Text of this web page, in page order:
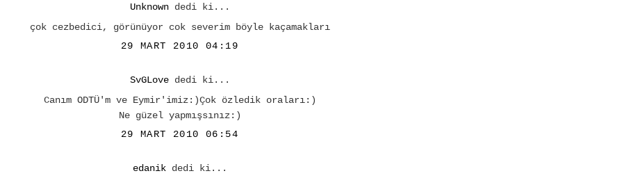
Unknowndedi ki...
çok cezbedici, görünüyor cok severim böyle kaçamakları
29 MART 2010 04:19
SvGLovededi ki...
Canım ODTÜ'm ve Eymir'imiz:)Çok özledik oraları:)
Ne güzel yapmışsınız:)
29 MART 2010 06:54
edanikdedi ki...